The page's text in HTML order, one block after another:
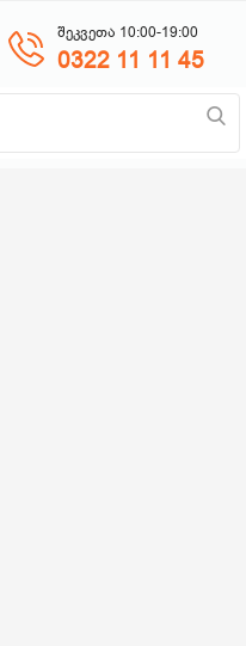
შეკვეთა 10:00-19:00
0322 11 11 45